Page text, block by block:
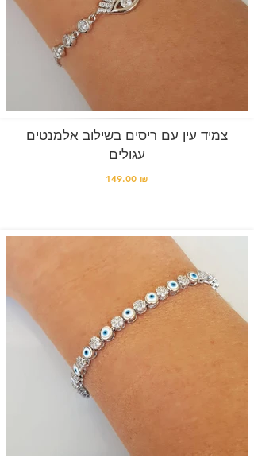
צמיד עין עם ריסים בשילוב אלמנטים
עגולים
149.00 ₪